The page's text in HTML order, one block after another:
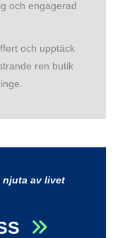
och engagerad
och upptäck
ren butik
njuta av livet